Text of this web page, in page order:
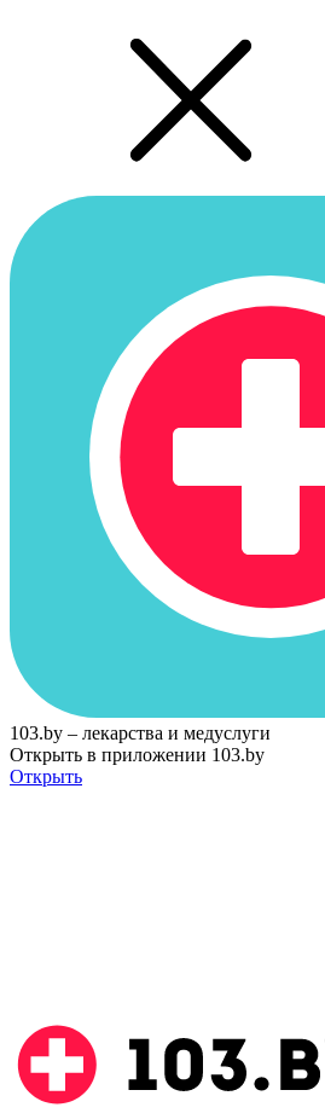
103.by – лекарства и медуслуги
Открыть в приложении 103.by
Открыть